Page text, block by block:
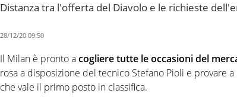
Distanza tra l'offerta del Diavolo e le richieste
28/12/20 09:50
Il Milan è pronto acogliere tutte le occasioni del
rosa a disposizione del tecnico Stefano Pioli e provare
che vale il primo posto in classifica.